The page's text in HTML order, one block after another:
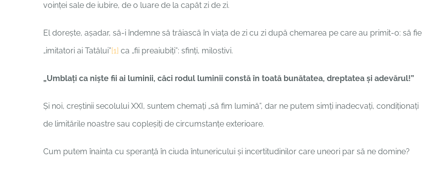
voinței sale de iubire, de o luare de la capăt zi de zi.
El dorește, așadar, să-i îndemne să trăiască în viața de zi cu zi după chemarea pe care au primit-o: să fie
„imitatori ai Tatălui”[1] ca „fii preaiubiți”: sfinți, milostivi.
„Umblaţi ca nişte fii ai luminii, căci rodul luminii constă în toată bunătatea, dreptatea şi adevărul!”
Și noi, creștinii secolului XXI, suntem chemați „să fim lumină”, dar ne putem simți inadecvați, condiționați
de limitările noastre sau copleșiți de circumstanțe exterioare.
Cum putem înainta cu speranță în ciuda întunericului și incertitudinilor care uneori par să ne domine?